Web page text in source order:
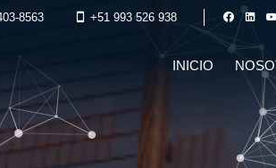
8563 +51 993 526 938
INICIO
DERECHO
DERECHO